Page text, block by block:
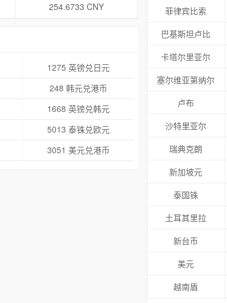
254.6733 CNY
1275 英镑兑日元
248 韩元兑港币
1668 英镑兑韩元
5013 泰铢兑欧元
3051 美元兑港币
菲律宾比索
巴基斯坦卢比
卡塔尔里亚尔
塞尔维亚第纳尔
卢布
沙特里亚尔
瑞典克朗
新加坡元
泰国铢
土耳其里拉
新台币
美元
越南盾